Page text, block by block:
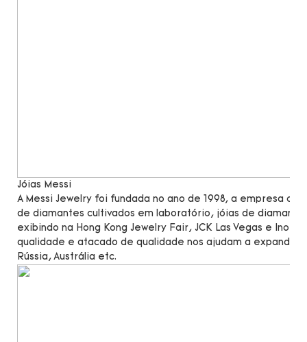
Jóias Messi
A Messi Jewelry foi fundada no ano de 1998, a empresa
de diamantes cultivados em laboratório, jóias de
exibindo na Hong Kong Jewelry Fair, JCK Las Vegas e
qualidade e atacado de qualidade nos ajudam a expandir
Rússia, Austrália etc.